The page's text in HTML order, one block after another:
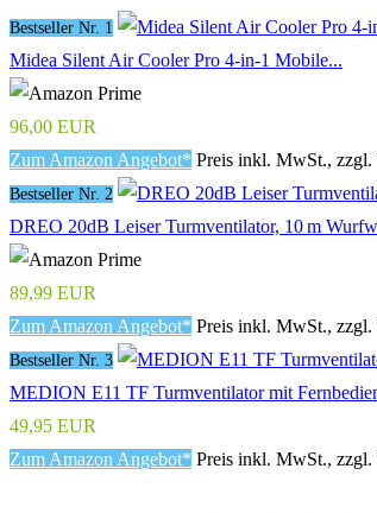
Bestseller Nr. 1
Midea Silent Air Cooler Pro 4-in-1 Mobile...
96,00 EUR
Zum Amazon Angebot* Preis inkl. MwSt.,
Bestseller Nr. 2
DREO 20dB Leiser Turmventilator, 10 m
89,99 EUR
Zum Amazon Angebot* Preis inkl. MwSt.,
Bestseller Nr. 3
MEDION E11 TF Turmventilator mit
49,95 EUR
Zum Amazon Angebot* Preis inkl. MwSt.,